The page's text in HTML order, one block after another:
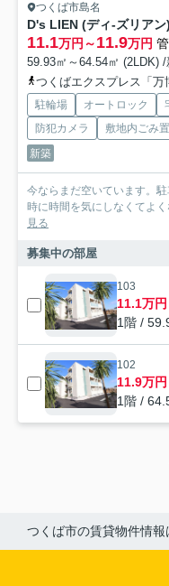
つくば市島名
D's LIEN (ディ-ズリアン
11.1万円～11.9万円
59.93㎡～64.54㎡ (2LDK)
つくばエクスプレス「
駐輪場 オートロック
防犯カメラ
敷地内ごみ
新築
今ならまだ空いています。
時に時間を気にしなくてよ
見る
募集中の部屋
103
11.1万円
1階 /
102
11.9万円
1階 /
つくば市の賃貸物件情